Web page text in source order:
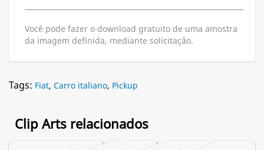
Você pode fazer o download gratuito de uma amostra
da imagem definida, mediante solicitação.
Tags: Fiat, Carro italiano, Pickup
Clip Arts relacionados